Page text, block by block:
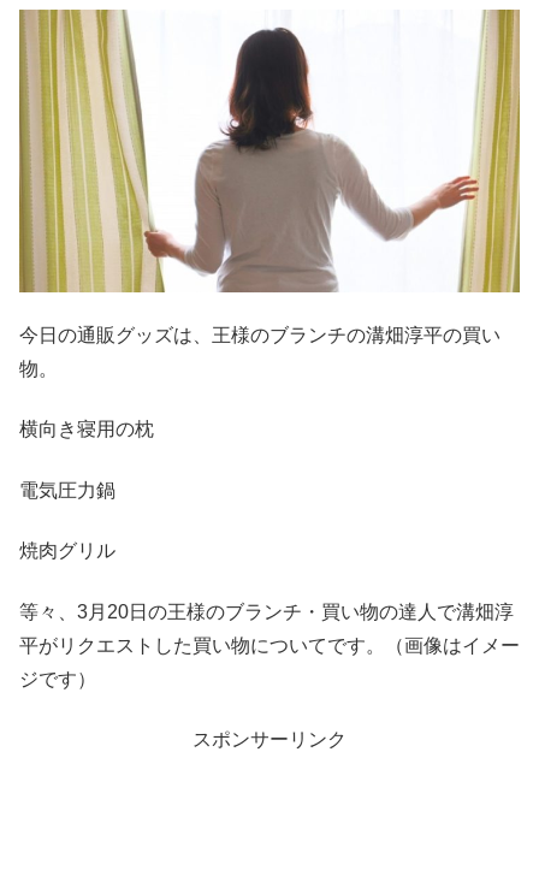
今日の通販グッズは、王様のブランチの溝畑淳平の買い
物。
横向き寝用の枕
電気圧力鍋
焼肉グリル
等々、3月20日の王様のブランチ・買い物の達人で溝畑淳
平がリクエストした買い物についてです。（画像はイメー
ジです）
スポンサーリンク